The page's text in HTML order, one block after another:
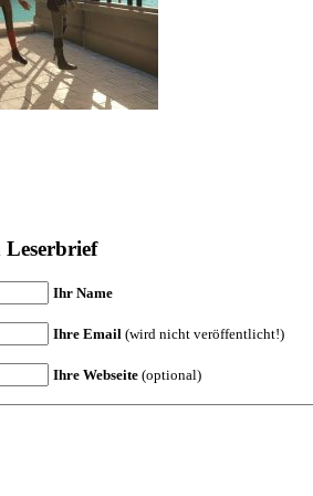
Leserbrief
Ihr Name
Ihre Email (wird nicht veröffentlicht!)
Ihre Webseite (optional)